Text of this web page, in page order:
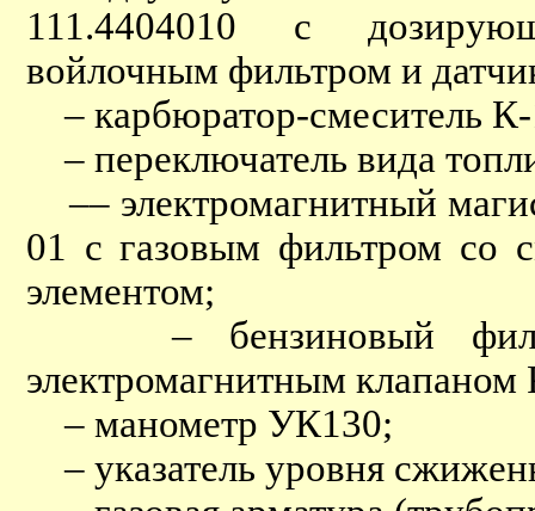
111.4404010 с
войлочным фильтром и
– карбюратор-смеситель
– переключатель вида
–– электромагнитный
01 с газовым фильтром со
элементом;
– бензиновый
электромагнитным
– манометр УК130;
– указатель уровня